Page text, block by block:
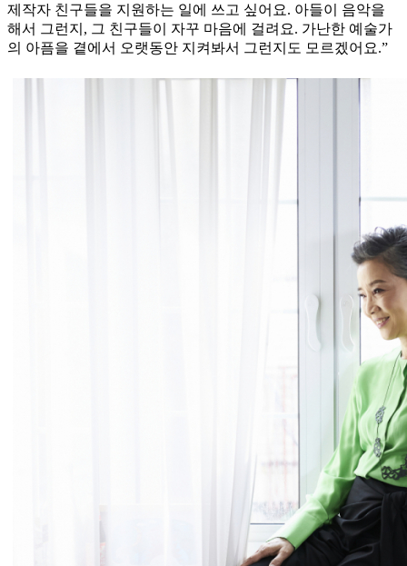
제작자 친구들을 지원하는 일에 쓰고 싶어요. 아들이 음악을
해서 그런지, 그 친구들이 자꾸 마음에 걸려요. 가난한 예술가
의 아픔을 곁에서 오랫동안 지켜봐서 그런지도 모르겠어요.”